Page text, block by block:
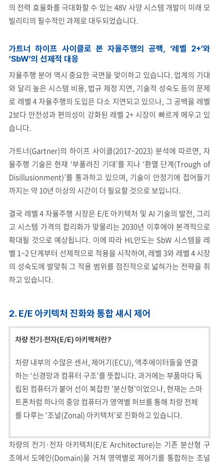
의 전력 효율화를 극대화할 수 있는 48V 사양 시스템 개발이 미래 모
빌리티의 필수적인 과제로 대두되었습니다.
가트너 하이프 사이클로 본 자율주행의 공백, ‘레벨 2+’와
‘SbW’의 선제적 대응
자율주행 분야 역시 중요한 국면을 맞이하고 있습니다. 업계의 기대
와 달리 높은 시스템 비용, 법규 제정 지연, 기술적 성숙도 등의 문제
로 레벨 4 자율주행의 도입은 다소 지연되고 있으나, 그 공백을 레벨
2보다 안전성과 편의성이 강화된 레벨 2+ 시장이 빠르게 메우고 있
습니다.
가트너(Gartner)의 하이프 사이클(2017~2023) 분석에 따르면, 자
율주행 기술은 현재 ‘부풀려진 기대’를 지나 ‘환멸 단계(Trough of
Disillusionment)’를 통과하고 있으며, 기술이 안정기에 접어들기
까지는 약 10년 이상의 시간이 더 필요할 것으로 보입니다.
결국 레벨 4 자율주행 시장은 E/E 아키텍처 및 AI 기술의 발전, 그리
고 시스템 가격의 합리화가 맞물리는 2030년 이후에야 본격적으로
확대될 것으로 예상됩니다. 이에 따라 HL만도는 SbW 시스템을 레
벨 1~2 단계부터 선제적으로 적용을 시작하여, 레벨 3와 레벨 4 시장
의 성숙도에 발맞춰 그 적용 범위를 점진적으로 넓혀가는 전략을 취
하고 있습니다.
2. E/E 아키텍처 진화와 통합 섀시 제어
차량 전기·전자(E/E) 아키텍처란?
차량 내부의 수많은 센서, 제어기(ECU), 액추에이터들을 연결
하는 ‘신경망과 컴퓨터 구조'를 뜻합니다. 과거에는 부품마다 독
립된 컴퓨터가 붙어 선이 복잡한 '분산형'이었으나, 현재는 스마
트폰처럼 하나의 중앙 컴퓨터가 영역별 허브를 통해 차량 전체
를 다루는 '조널(Zonal) 아키텍처'로 진화하고 있습니다.
차량의 전기·전자 아키텍처(E/E Architecture)는 기존 분산형 구
조에서 도메인(Domain)을 거쳐 영역별로 제어기를 통합하는 조널